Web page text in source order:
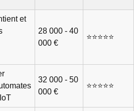
et
28 000 - 40
000 €
⭐⭐⭐⭐⭐
32 000 - 50
000 €
⭐⭐⭐⭐⭐